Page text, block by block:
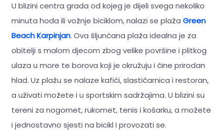
U blizini centra grada od kojeg je dijeli svega nekoliko
minuta hoda ili vožnje biciklom, nalazi se plaža Green
Beach Karpinjan. Ova šljunčana plaža idealna je za
obitelji s malom djecom zbog velike površine i plitkog
ulaza u more te borova koji je okružuju i čine prirodan
hlad. Uz plažu se nalaze kafići, slastičarnica i restoran,
a uživati možete i u sportskim sadržajima. U blizini su
tereni za nogomet, rukomet, tenis i košarku, a možete
i jednostavno sjesti na bicikl i provozati se.